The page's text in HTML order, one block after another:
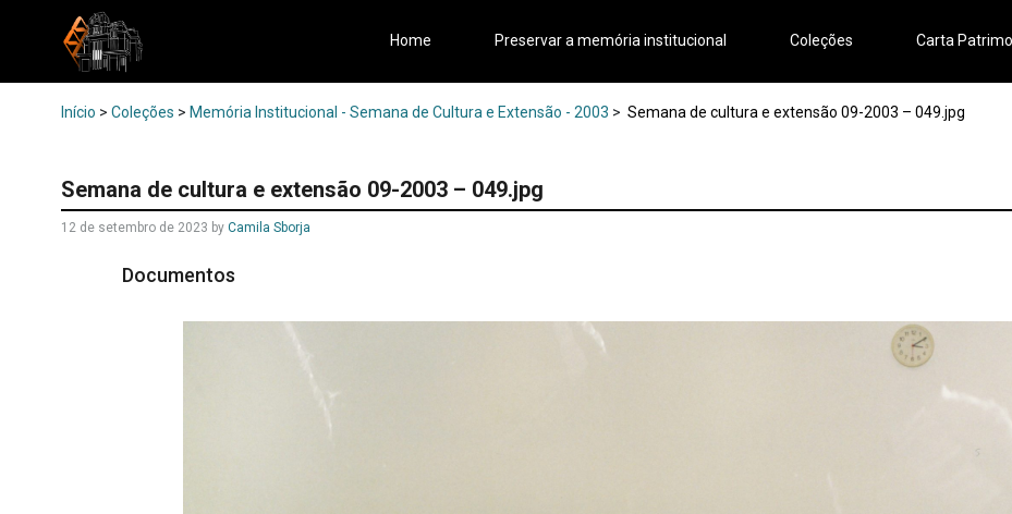
Home Preservar a memória institucional Coleções Carta
Início > Coleções > Memória Institucional - Semana de Cultura e Extensão - 2003 > Semana de cultura e extensão 09-2003 – 049.jpg
Semana de cultura e extensão 09-2003 – 049.jpg
12 de setembro de 2023 by Camila Sborja
Documentos